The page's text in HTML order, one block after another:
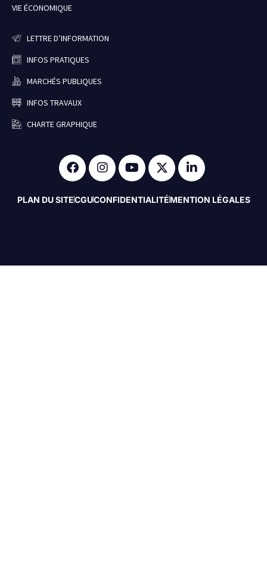
VIE ÉCONOMIQUE
LETTRE D’INFORMATION
INFOS PRATIQUES
MARCHÉS PUBLIQUES
INFOS TRAVAUX
CHARTE GRAPHIQUE
PLAN DU SITECGUCONFIDENTIALITÉMENTION LÉGALES